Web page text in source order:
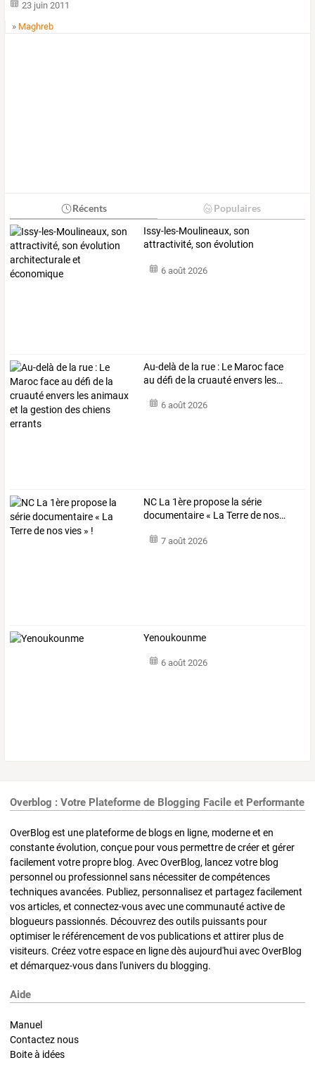
23 juin 2011
» Maghreb
Récents Populaires
Issy-les-Moulineaux,son
attractivité,son évolution
6 août 2026
Au-delà de la rue : Le Marocface
au défi de la cruautéenvers les…
6 août 2026
NC La 1ère propose la série
documentaire« La Terrede nos…
7 août 2026
Yenoukounme
6 août 2026
Overblog : Votre Plateforme de Blogging Facile et Performante
OverBlog est une plateforme de blogs en ligne, moderne et en
constante évolution, conçue pour vous permettre de créer et gérer
facilement votre propre blog. Avec OverBlog, lancez votre blog
personnel ou professionnel sans nécessiter de compétences
techniques avancées. Publiez, personnalisez et partagez facilement
vos articles, et connectez-vous avec une communauté active de
blogueurs passionnés. Découvrez des outils puissants pour
optimiser le référencement de vos publications et attirer plus de
visiteurs. Créez votre espace en ligne dès aujourd'hui avec OverBlog
et démarquez-vous dans l'univers du blogging.
Aide
Manuel
Contactez nous
Boite à idées